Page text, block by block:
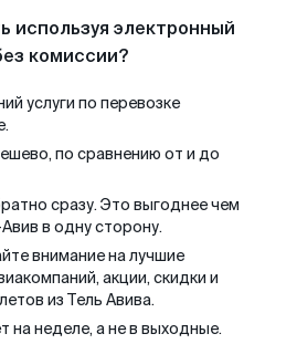
используя электронный
комиссии?
услуги по перевозке
по сравнению от и до
сразу. Это выгоднее чем
в одну сторону.
внимание на лучшие
акции, скидки и
из Тель Авива.
на неделе, а не в выходные.